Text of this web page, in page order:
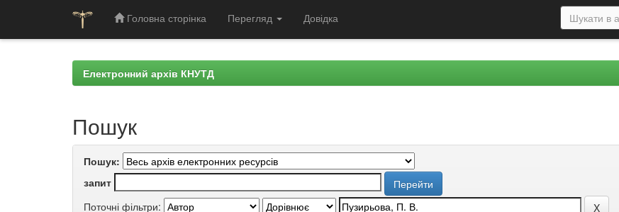
Головна сторінка Перегляд Довідка
Електронний архів КНУТД
Пошук
Пошук:
запит
Поточні фільтри: